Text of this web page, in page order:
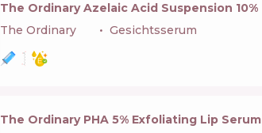
The Ordinary Azelaic Acid Suspension 10%
The Ordinary
Gesichtsserum
The Ordinary PHA 5% Exfoliating Lip Serum